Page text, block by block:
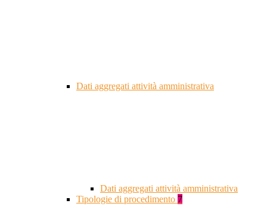
Dati aggregati attività amministrativa
Dati aggregati attività amministrativa
Tipologie di procedimento 7